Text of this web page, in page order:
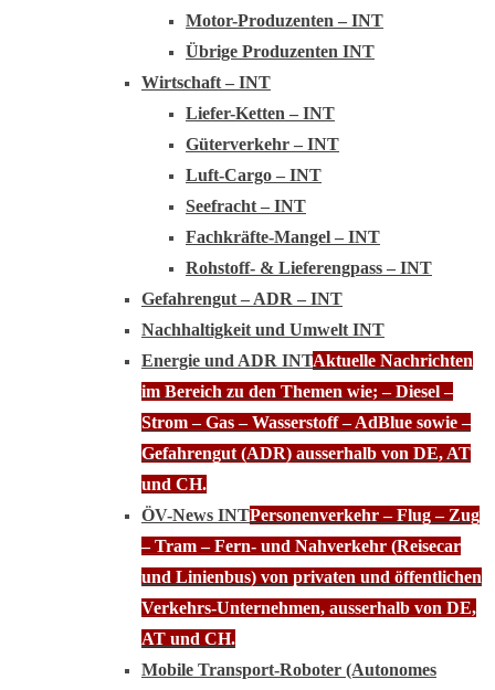
Motor-Produzenten – INT
Übrige Produzenten INT
Wirtschaft – INT
Liefer-Ketten – INT
Güterverkehr – INT
Luft-Cargo – INT
Seefracht – INT
Fachkräfte-Mangel – INT
Rohstoff- & Lieferengpass – INT
Gefahrengut – ADR – INT
Nachhaltigkeit und Umwelt INT
Energie und ADR INTAktuelle Nachrichten
im Bereich zu den Themen wie; – Diesel –
Strom – Gas – Wasserstoff – AdBlue sowie –
Gefahrengut (ADR) ausserhalb von DE, AT
und CH.
ÖV-News INTPersonenverkehr – Flug – Zug
– Tram – Fern- und Nahverkehr (Reisecar
und Linienbus) von privaten und öffentlichen
Verkehrs-Unternehmen, ausserhalb von DE,
AT und CH.
Mobile Transport-Roboter (Autonomes